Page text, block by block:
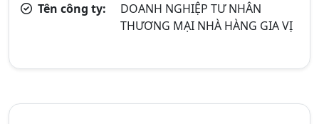
Tên công ty:
DOANH NGHIỆP TƯ NHÂN
THƯƠNG MẠI NHÀ HÀNG GIA VỊ